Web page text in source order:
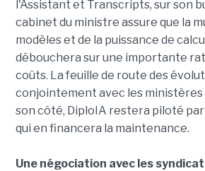
l'Assistant et Transcripts, sur son
cabinet du ministre assure que la
modèles et de la puissance de
débouchera sur une importante
coûts. La feuille de route des
conjointement avec les ministères
son côté, DiploIA restera piloté par
qui en financera la maintenance.
Une négociation avec les